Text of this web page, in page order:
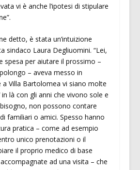
vi è anche l’ipotesi di stipulare
detto, è stata un’intuizione
sindaco Laura Degliuomini. “Lei,
spesa per aiutare il prossimo –
– aveva messo in
a Villa Bartolomea vi siano molte
in là con gli anni che vivono sole e
non possono contare
familiari o amici. Spesso hanno
pratica – come ad esempio
unico prenotazioni o il
il proprio medico di base
ad una visita – che